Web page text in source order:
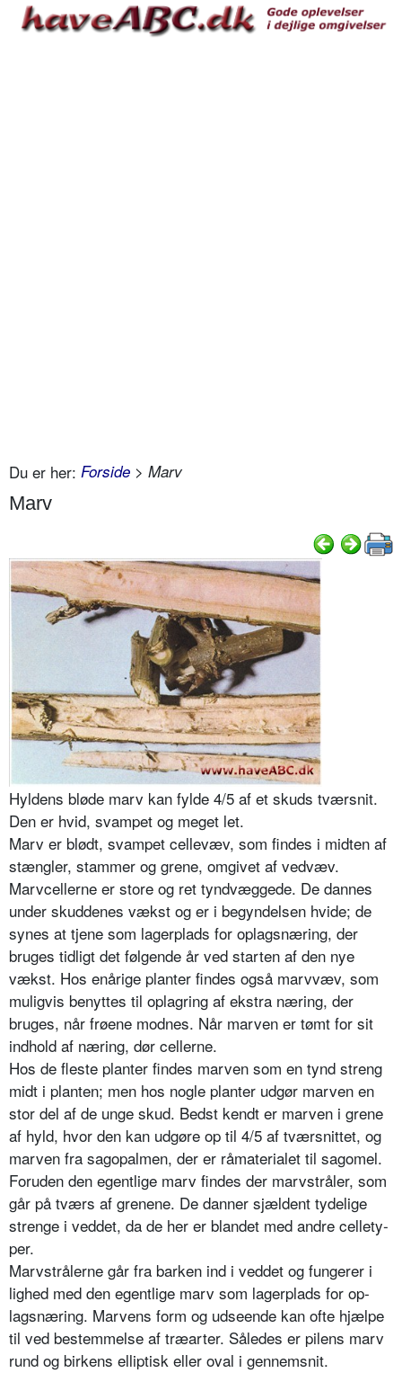
Du er her: Forside > Marv
Marv
Hyldens bløde marv kan fylde 4/5 af et skuds tværsnit.
Den er hvid, svampet og meget let.
Marv er blødt, svampet cellevæv, som findes i midten af
stængler, stammer og grene, omgivet af vedvæv.
Marvceller­ne er store og ret tyndvæggede. De dannes
under skuddenes vækst og er i begyndelsen hvide; de
synes at tjene som lagerplads for oplagsnæring, der
bruges tidligt det følgende år ved star­ten af den nye
vækst. Hos enårige planter findes også marvvæv, som
mu­ligvis benyttes til oplagring af ekstra næring, der
bruges, når frøene mod­nes. Når marven er tømt for sit
indhold af næring, dør cellerne.
Hos de fleste planter findes marven som en tynd streng
midt i planten; men hos nogle planter udgør marven en
stor del af de unge skud. Bedst kendt er marven i grene
af hyld, hvor den kan udgøre op til 4/5 af tværsnittet, og
marven fra sagopalmen, der er råmate­rialet til sagomel.
Foruden den egentli­ge marv findes der marvstråler, som
går på tværs af grenene. De danner sjældent tydelige
strenge i veddet, da de her er blandet med andre cellety­
per.
Marvstrålerne går fra barken ind i veddet og fungerer i
lighed med den egentlige marv som lagerplads for op­
lagsnæring. Marvens form og udseende kan ofte hjælpe
til ved bestemmelse af træarter. Således er pilens marv
rund og birkens elliptisk eller oval i gennem­snit.